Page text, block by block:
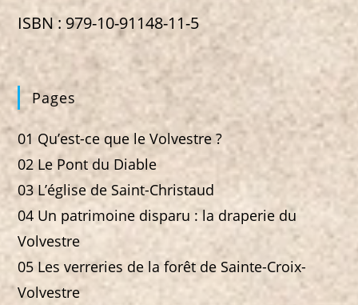
ISBN : 979-10-91148-11-5
Pages
01 Qu’est-ce que le Volvestre ?
02 Le Pont du Diable
03 L’église de Saint-Christaud
04 Un patrimoine disparu : la draperie du
Volvestre
05 Les verreries de la forêt de Sainte-Croix-
Volvestre